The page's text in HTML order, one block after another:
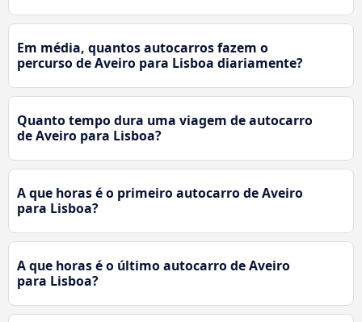
Em média, quantos autocarros fazem o
percurso de Aveiro para Lisboa diariamente?
Quanto tempo dura uma viagem de autocarro
de Aveiro para Lisboa?
A que horas é o primeiro autocarro de Aveiro
para Lisboa?
A que horas é o último autocarro de Aveiro
para Lisboa?